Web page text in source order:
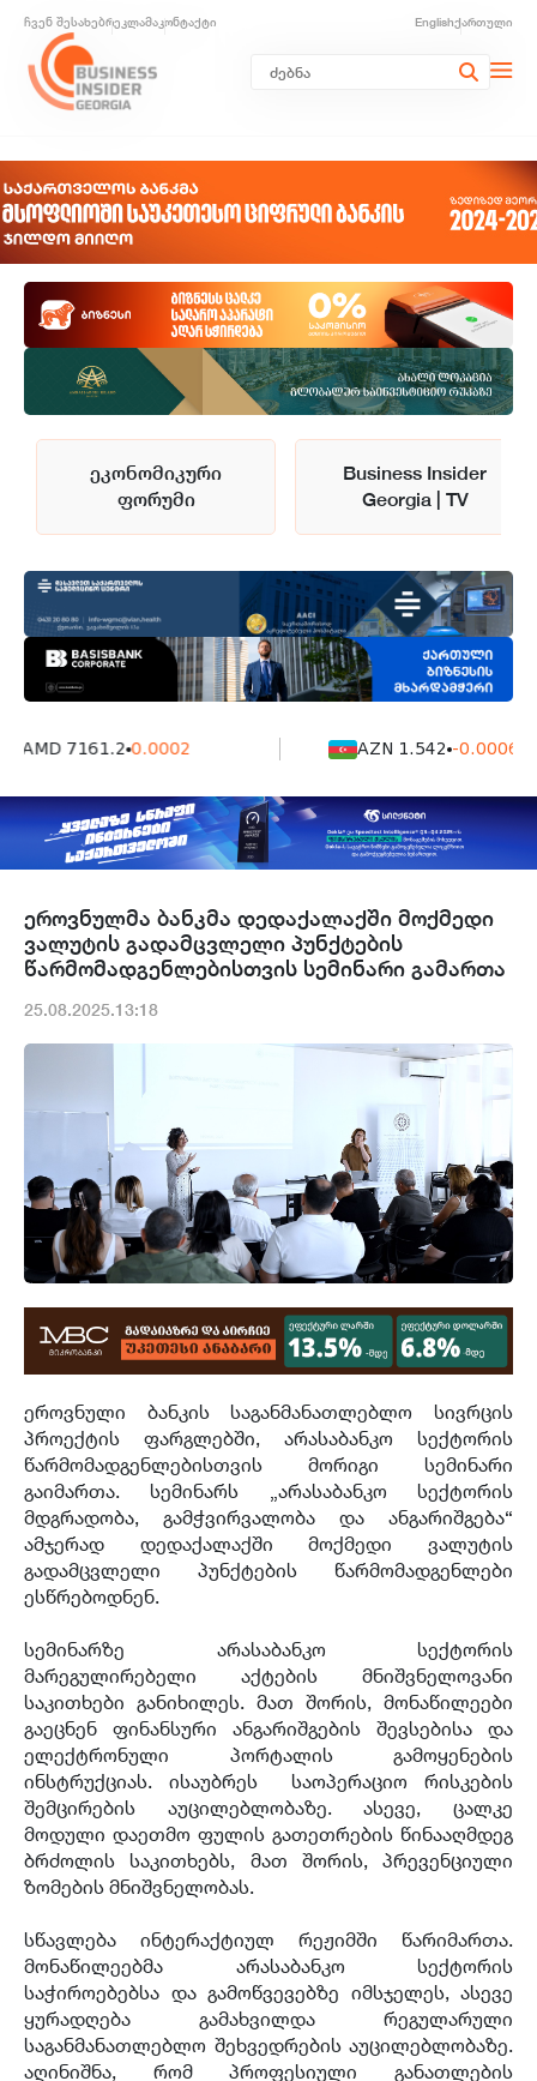
ჩვენ შესახებრეკლამაკონტაქტი Englishქართული
ეკონომიკური
ფორუმი
Business Insider
Georgia | TV
AMD 7161.2 0.0002 AZN 1.542 -0.0006
ეროვნულმა ბანკმა დედაქალაქში მოქმედი
ვალუტის გადამცვლელი პუნქტების
წარმომადგენლებისთვის სემინარი გამართა
25.08.2025.13:18
ეროვნული ბანკის საგანმანათლებლო სივრცის
პროექტის ფარგლებში, არასაბანკო სექტორის
წარმომადგენლებისთვის მორიგი სემინარი
გაიმართა. სემინარს „არასაბანკო სექტორის
მდგრადობა, გამჭვირვალობა და ანგარიშგება“
ამჯერად დედაქალაქში მოქმედი ვალუტის
გადამცვლელი პუნქტების წარმომადგენლები
ესწრებოდნენ.
სემინარზე არასაბანკო სექტორის
მარეგულირებელი აქტების მნიშვნელოვანი
საკითხები განიხილეს. მათ შორის, მონაწილეები
გაეცნენ ფინანსური ანგარიშგების შევსებისა და
ელექტრონული პორტალის გამოყენების
ინსტრუქციას. ისაუბრეს საოპერაციო რისკების
შემცირების აუცილებლობაზე. ასევე, ცალკე
მოდული დაეთმო ფულის გათეთრების წინააღმდეგ
ბრძოლის საკითხებს, მათ შორის, პრევენციული
ზომების მნიშვნელობას.
სწავლება ინტერაქტიულ რეჟიმში წარიმართა.
მონაწილეებმა არასაბანკო სექტორის
საჭიროებებსა და გამოწვევებზე იმსჯელეს, ასევე
ყურადღება გამახვილდა რეგულარული
საგანმანათლებლო შეხვედრების აუცილებლობაზე.
აღინიშნა, რომ პროფესიული განათლების